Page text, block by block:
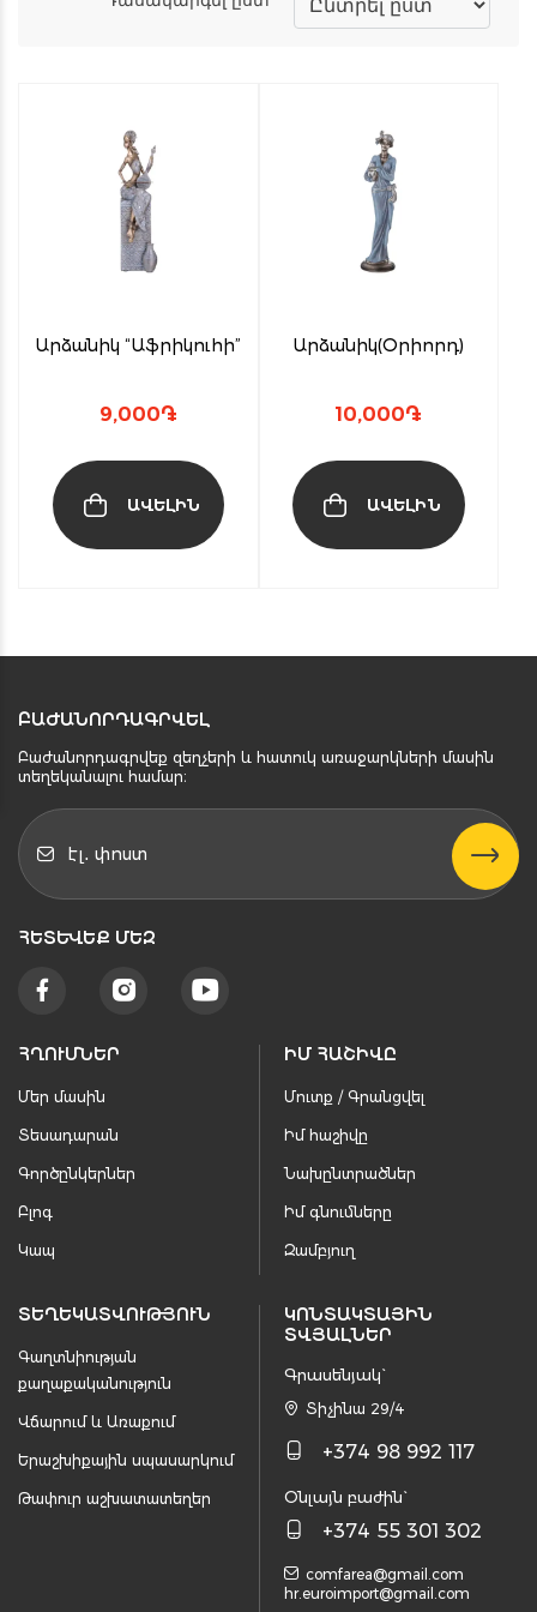
Արձանիկ “Աֆրիկուհի”
9,000֏
ԱՎԵԼԻՆ
Արձանիկ(Օրիորդ)
10,000֏
ԱՎԵԼԻՆ
ԲԱԺԱՆՈՐԴԱԳՐՎԵԼ
Բաժանորդագրվեք զեղչերի և հատուկ առաջարկների մասին
տեղեկանալու համար։
ՀԵՏԵՒԵՔ ՄԵԶ
ՀՂՈՒՄՆԵՐ
Մեր մասին
Տեսադարան
Գործընկերներ
Բլոգ
Կապ
ԻՄ ՀԱՇԻՎԸ
Մուտք / Գրանցվել
Իմ հաշիվը
Նախընտրածներ
Իմ գնումները
Զամբյուղ
ՏԵՂԵԿԱՏՎՈՒԹՅՈՒՆ
Գաղտնիության
քաղաքականություն
Վճարում և Առաքում
Երաշխիքային սպասարկում
Թափուր աշխատատեղեր
ԿՈՆՏԱԿՏԱՅԻՆ
ՏՎՅԱԼՆԵՐ
Գրասենյակ`
Տիչինա 29/4
+374 98 992 117
Օնլայն բաժին`
+374 55 301 302
comfarea@gmail.com
hr.euroimport@gmail.com